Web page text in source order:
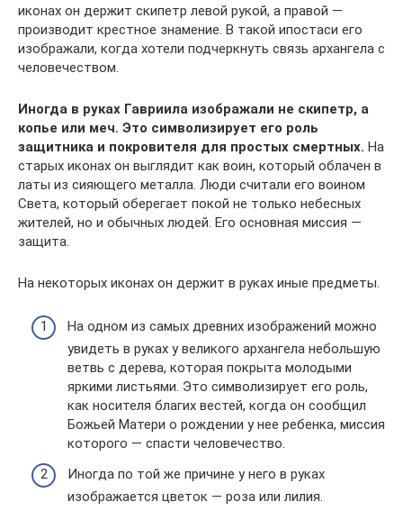
иконах он держит скипетр левой рукой, а правой —
производит крестное знамение. В такой ипостаси его
изображали, когда хотели подчеркнуть связь архангела с
человечеством.
Иногда в руках Гавриила изображали не скипетр, а
копье или меч. Это символизирует его роль
защитника и покровителя для простых смертных. На
старых иконах он выглядит как воин, который облачен в
латы из сияющего металла. Люди считали его воином
Света, который оберегает покой не только небесных
жителей, но и обычных людей. Его основная миссия —
защита.
На некоторых иконах он держит в руках иные предметы.
На одном из самых древних изображений можно
увидеть в руках у великого архангела небольшую
ветвь с дерева, которая покрыта молодыми
яркими листьями. Это символизирует его роль,
как носителя благих вестей, когда он сообщил
Божьей Матери о рождении у нее ребенка, миссия
которого — спасти человечество.
Иногда по той же причине у него в руках
изображается цветок — роза или лилия.